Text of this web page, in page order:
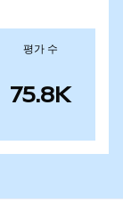
평가 수
75.8K